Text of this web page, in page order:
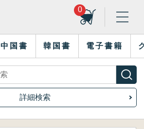
0
中国書 韓国書 電子書籍
詳細検索